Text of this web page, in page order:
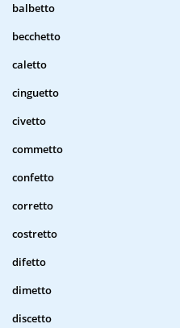
balbetto
becchetto
caletto
cinguetto
civetto
commetto
confetto
corretto
costretto
difetto
dimetto
discetto